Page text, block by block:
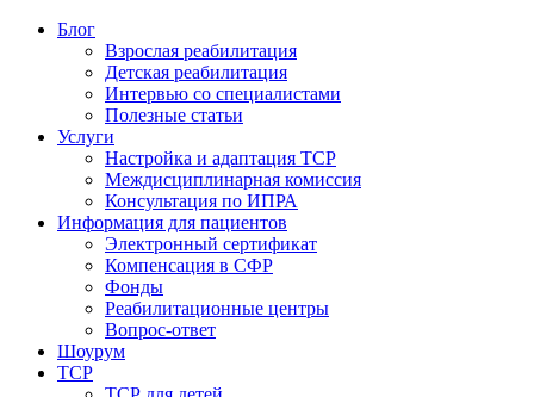
Блог
Взрослая реабилитация
Детская реабилитация
Интервью со специалистами
Полезные статьи
Услуги
Настройка и адаптация ТСР
Междисциплинарная комиссия
Консультация по ИПРА
Информация для пациентов
Электронный сертификат
Компенсация в СФР
Фонды
Реабилитационные центры
Вопрос-ответ
Шоурум
ТСР